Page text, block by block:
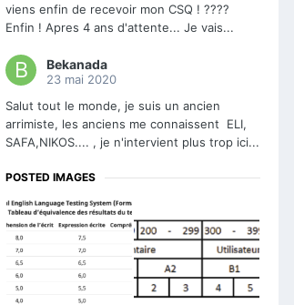
viens enfin de recevoir mon CSQ ! ????
Enfin ! Apres 4 ans d'attente... Je vais...
Bekanada
23 mai 2020
Salut tout le monde, je suis un ancien
arrimiste, les anciens me connaissent ELI,
SAFA,NIKOS.... , je n'intervient plus trop ici...
POSTED IMAGES